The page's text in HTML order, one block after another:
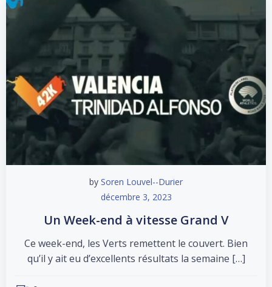
by Soren Louvel--Durier
décembre 3, 2023
Un Week-end à vitesse Grand V
Ce week-end, les Verts remettent le couvert. Bien
qu’il y ait eu d’excellents résultats la semaine […]